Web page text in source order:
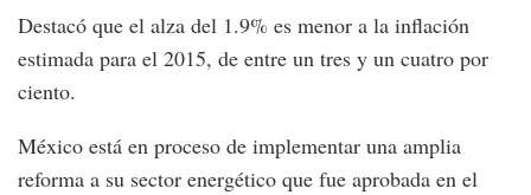
Destacó que el alza del 1.9% es menor a la inflación
estimada para el 2015, de entre un tres y un cuatro por
ciento.
México está en proceso de implementar una amplia
reforma a su sector energético que fue aprobada en el